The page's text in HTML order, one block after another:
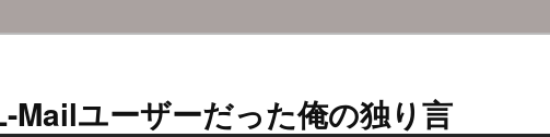
ユーザーだった俺の独り言